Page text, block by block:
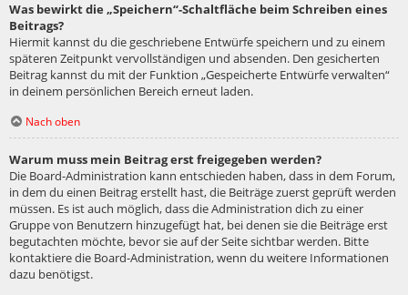
Was bewirkt die „Speichern“-Schaltfläche beim Schreiben eines
Beitrags?
Hiermit kannst du die geschriebene Entwürfe speichern und zu einem
späteren Zeitpunkt vervollständigen und absenden. Den gesicherten
Beitrag kannst du mit der Funktion „Gespeicherte Entwürfe verwalten“
in deinem persönlichen Bereich erneut laden.
Nach oben
Warum muss mein Beitrag erst freigegeben werden?
Die Board-Administration kann entschieden haben, dass in dem Forum,
in dem du einen Beitrag erstellt hast, die Beiträge zuerst geprüft werden
müssen. Es ist auch möglich, dass die Administration dich zu einer
Gruppe von Benutzern hinzugefügt hat, bei denen sie die Beiträge erst
begutachten möchte, bevor sie auf der Seite sichtbar werden. Bitte
kontaktiere die Board-Administration, wenn du weitere Informationen
dazu benötigst.